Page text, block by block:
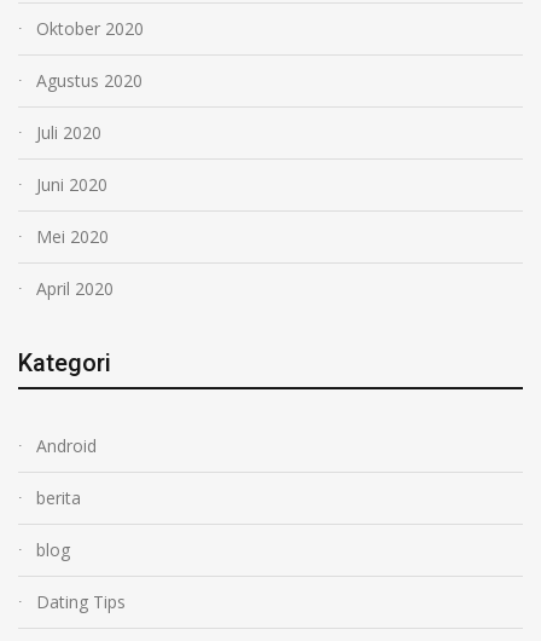
Oktober 2020
Agustus 2020
Juli 2020
Juni 2020
Mei 2020
April 2020
Kategori
Android
berita
blog
Dating Tips